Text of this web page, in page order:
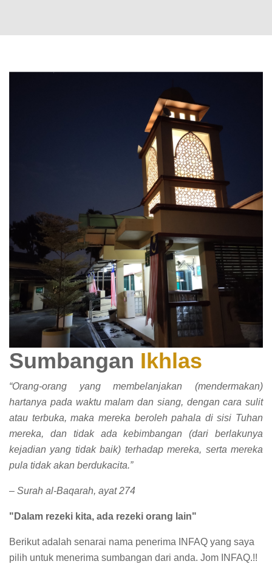
Sumbangan Ikhlas
“Orang-orang yang membelanjakan (mendermakan)
hartanya pada waktu malam dan siang, dengan cara sulit
atau terbuka, maka mereka beroleh pahala di sisi Tuhan
mereka, dan tidak ada kebimbangan (dari berlakunya
kejadian yang tidak baik) terhadap mereka, serta mereka
pula tidak akan berdukacita.”
– Surah al-Baqarah, ayat 274
"Dalam rezeki kita, ada rezeki orang lain"
Berikut adalah senarai nama penerima INFAQ yang saya
pilih untuk menerima sumbangan dari anda. Jom INFAQ.!!